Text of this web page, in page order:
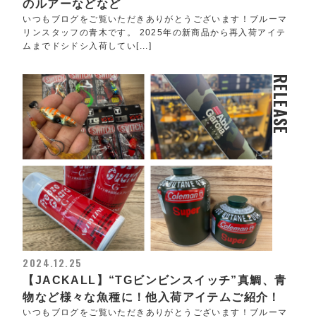
のルアーなどなど
いつもブログをご覧いただきありがとうございます！ブルーマ
リンスタッフの青木です。 2025年の新商品から再入荷アイテ
ムまでドシドシ入荷してい[...]
RELEASE
2024.12.25
【JACKALL】“TGビンビンスイッチ”真鯛、青
物など様々な魚種に！他入荷アイテムご紹介！
いつもブログをご覧いただきありがとうございます！ブルーマ